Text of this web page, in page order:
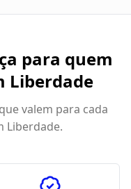
para quem
Liberdade
valem para cada
Liberdade.